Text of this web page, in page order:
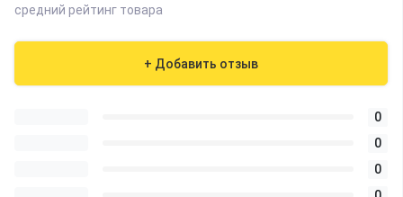
средний рейтинг товара
+ Добавить отзыв
0
0
0